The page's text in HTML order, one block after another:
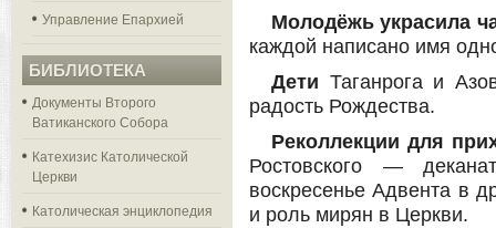
Управление Епархией
БИБЛИОТЕКА
Документы Второго
Ватиканского Собора
Катехизис Католической
Церкви
Католическая энциклопедия
Молодёжь украсила
каждой написано имя
Дети Таганрога и
радость Рождества.
Реколлекции для
Ростовского —
воскресенье Адвента в
и роль мирян в Церкви.